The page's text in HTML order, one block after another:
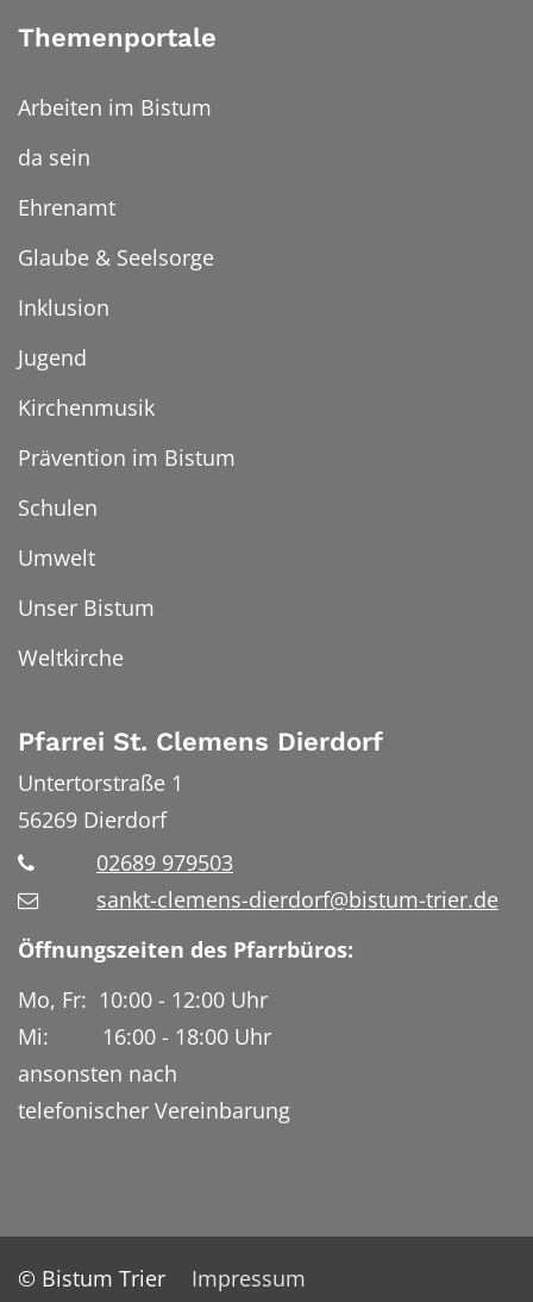
Themenportale
Arbeiten im Bistum
da sein
Ehrenamt
Glaube & Seelsorge
Inklusion
Jugend
Kirchenmusik
Prävention im Bistum
Schulen
Umwelt
Unser Bistum
Weltkirche
Pfarrei St. Clemens Dierdorf
Untertorstraße 1
56269 Dierdorf
02689 979503
sankt-clemens-dierdorf@bistum-trier.de
Öffnungszeiten des Pfarrbüros:
Mo, Fr: 10:00 - 12:00 Uhr
Mi: 16:00 - 18:00 Uhr
ansonsten nach
telefonischer Vereinbarung
© Bistum Trier
Impressum